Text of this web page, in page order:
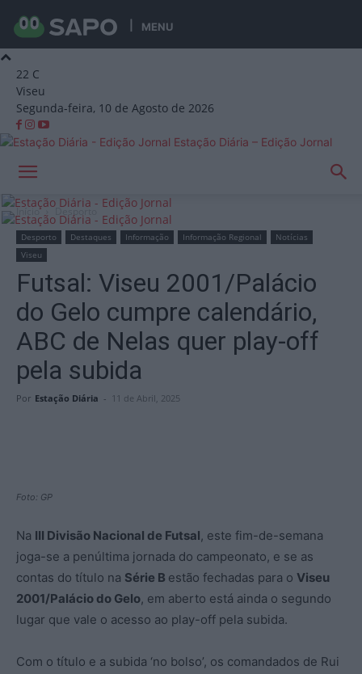
MENU
22 C
Viseu
Segunda-feira, 10 de Agosto de 2026
Estação Diária – Edição Jornal
Início Desporto
Desporto Destaques Informação Informação Regional
Notícias
Viseu
Futsal: Viseu 2001/Palácio
do Gelo cumpre calendário,
ABC de Nelas quer play-off
pela subida
Por Estação Diária - 11 de Abril, 2025
Foto: GP
Na III Divisão Nacional de Futsal, este fim-de-semana
joga-se a penúltima jornada do campeonato, e se as
contas do título na Série B estão fechadas para o Viseu
2001/Palácio do Gelo, em aberto está ainda o segundo
lugar que vale o acesso ao play-off pela subida.
Com o título e a subida ‘no bolso’, os comandados de Rui